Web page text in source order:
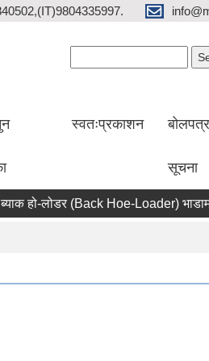
स्वतःप्रकाशन
सूचना
लोडर (Back Hoe-Loader) भाडामा